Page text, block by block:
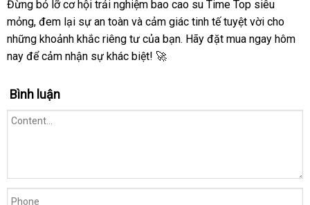
Đừng bỏ lỡ cơ hội trải nghiệm bao cao su Time Top siêu
mỏng, đem lại sự an toàn và cảm giác tinh tế tuyệt vời cho
những khoảnh khắc riêng tư của bạn. Hãy đặt mua ngay hôm
nay để cảm nhận sự khác biệt! 🚀
Bình luận